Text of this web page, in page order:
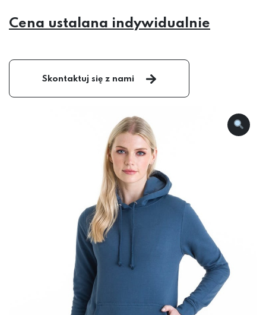
Cena ustalana indywidualnie
Skontaktuj się z nami